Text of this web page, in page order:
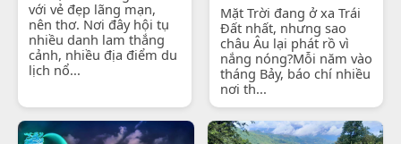
với vẻ đẹp lãng mạn,
nên thơ. Nơi đây hội tụ
nhiều danh lam thắng
cảnh, nhiều địa điểm du
lịch nổ...
Mặt Trời đang ở xa Trái
Đất nhất, nhưng sao
châu Âu lại phát rồ vì
nắng nóng?Mỗi năm vào
tháng Bảy, báo chí nhiều
nơi th...